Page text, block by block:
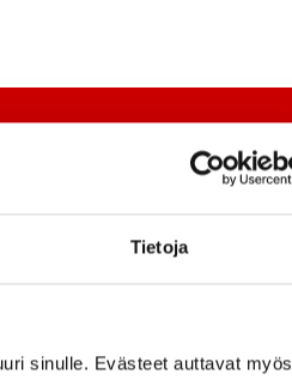
Tietoja
sinulle. Evästeet auttavat myös